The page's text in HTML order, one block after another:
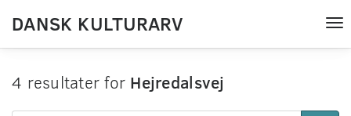
DANSK KULTURARV
4 resultater for Hejredalsvej